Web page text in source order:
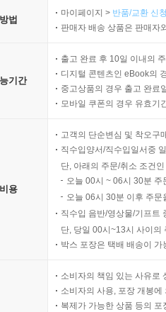
법
마이페이지 > 반품/교환 신
판매자 배송 상품은 판매자
기간
출고 완료 후 10일 이내의
디지털 콘텐츠인 eBook의
중고상품의 경우 출고 완료
모바일 쿠폰의 경우 유효기
용
고객의 단순변심 및 착오구
직수입양서/직수입일서중
단, 아래의 주문/취소 조건
오늘 00시 ~ 06시 30분
오늘 06시 30분 이후 주
직수입 음반/영상물/기프트
단, 당일 00시~13시 사이의
박스 포장은 택배 배송이
소비자의 책임 있는 사유로
소비자의 사용, 포장 개봉
복제가 가능한 상품 등의